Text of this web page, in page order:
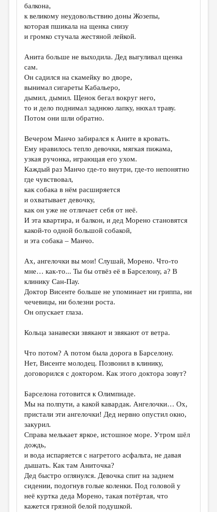
балкона,
к великому неудовольствию доны Жозепы,
которая пшикала на щенка снизу
и громко стучала жестяной лейкой.
Анита больше не выходила. Дед выгуливал щенка
сам.
Он садился на скамейку во дворе,
вынимал сигареты Кабальеро,
дымил, дымил. Щенок бегал вокруг него,
то и дело поднимал заднюю лапку, нюхал траву.
Потом они шли обратно.
Вечером Манчо забирался к Аните в кровать.
Ему нравилось тепло девочки, мягкая пижама,
узкая ручонка, играющая его ухом.
Каждый раз Манчо где-то внутри, где-то непонятно
где чувствовал,
как собака в нём расширяется
и охватывает девочку,
как он уже не отличает себя от неё.
И эта квартира, и балкон, и дед Морено становятся
какой-то одной большой собакой,
и эта собака – Манчо.
Ах, ангелочки вы мои! Слушай, Морено. Что-то
мне… как-то... Ты бы отвёз её в Барселону, а? В
клинику Сан-Пау.
Доктор Висенте больше не упоминает ни гриппа, ни
чечевицы, ни болезни роста.
Он опускает глаза.
Кольца занавески звякают и звякают от ветра.
Что потом? А потом была дорога в Барселону.
Нет, Висенте молодец. Позвонил в клинику,
договорился с доктором. Как этого доктора зовут?
Барселона готовится к Олимпиаде.
Мы на полпути, а какой кавардак. Ангелочки… Ох,
пристали эти ангелочки! Дед нервно опустил окно,
закурил.
Справа мелькает яркое, истошное море. Утром шёл
дождь,
и вода испаряется с нагретого асфальта, не давая
дышать. Как там Аниточка?
Дед быстро оглянулся. Девочка спит на заднем
сидении, подогнув голые коленки. Под головой у
неё куртка деда Морено, такая потёртая, что
кажется грязной белой подушкой.